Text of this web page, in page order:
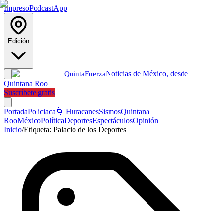
ImpresoPodcastApp
Edición
QuintaFuerzaNoticias de México, desde
Quintana Roo
Suscríbete gratis
PortadaPoliciaca 🌀 HuracanesSismosQuintana
RooMéxicoPolíticaDeportesEspectáculosOpinión
Inicio/Etiqueta: Palacio de los Deportes